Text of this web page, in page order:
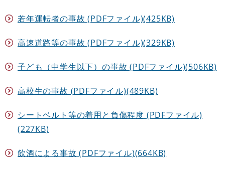
若年運転者の事故 (PDFファイル)(425KB)
高速道路等の事故 (PDFファイル)(329KB)
子ども（中学生以下）の事故 (PDFファイル)(506KB)
高校生の事故 (PDFファイル)(489KB)
シートベルト等の着用と負傷程度 (PDFファイル)
(227KB)
飲酒による事故 (PDFファイル)(664KB)